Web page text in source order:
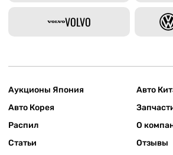
VOLVO
Аукционы Япония
Авто
Авто Корея
Распил
О
Статьи
Отзывы